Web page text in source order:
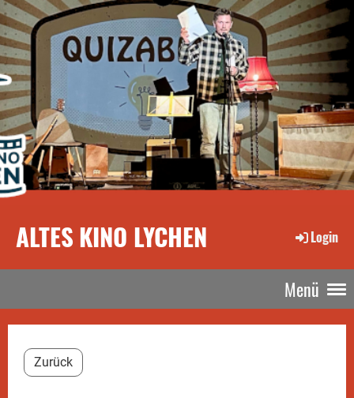
ALTES KINO LYCHEN Login
Menü
Zurück